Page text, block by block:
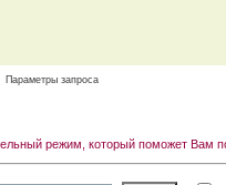
Параметры запроса
режим, который поможет Вам